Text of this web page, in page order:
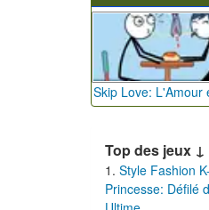
Skip Love: L'Amour
Top des jeux ↓
Style Fashion
Princesse: Défilé